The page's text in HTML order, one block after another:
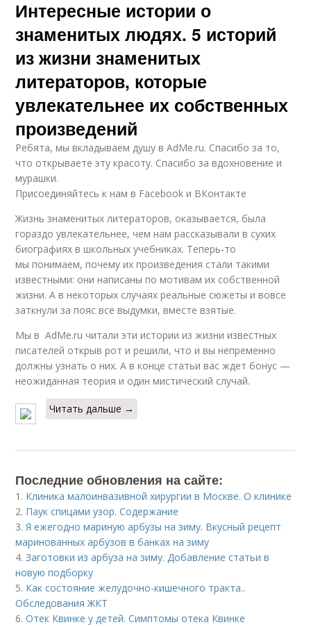
Интересные истории о
знаменитых людях. 5 историй
из жизни знаменитых
литераторов, которые
увлекательнее их собственных
произведений
Ребята, мы вкладываем душу в AdMe.ru. Cпасибо за то,
что открываете эту красоту. Спасибо за вдохновение и
мурашки.
Присоединяйтесь к нам в Facebook и ВКонтакте
Жизнь знаменитых литераторов, оказывается, была
гораздо увлекательнее, чем нам рассказывали в сухих
биографиях в школьных учебниках. Теперь-то
мы понимаем, почему их произведения стали такими
известными: они написаны по мотивам их собственной
жизни. А в некоторых случаях реальные сюжеты и вовсе
заткнули за пояс все выдумки, вместе взятые.
Мы в AdMe.ru читали эти истории из жизни известных
писателей открыв рот и решили, что и вы непременно
должны узнать о них. А в конце статьи вас ждет бонус —
неожиданная теория и один мистический случай.
Читать дальше →
Последние обновления на сайте:
1. Клиника малоинвазивной хирургии в Москве. О клинике
2. Паук спицами узор. Содержание
3.Я ежегодно мариную арбузы на зиму. Вкусный рецепт
маринованных арбузов в банках на зиму
4.Заготовки из арбуза на зиму. Добавление статьи в
новую подборку
5. Как состояние желудочно-кишечного тракта..
Обследования ЖКТ
6.Отек Квинке у детей. Симптомы отека Квинке